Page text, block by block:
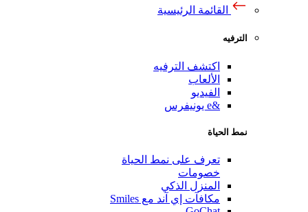
القائمة الرئيسية
اكتشف الترفيه
الألعاب
تعرف على نمط الحياة
المنزل الذكي
مكافآت إي آند مع Smiles